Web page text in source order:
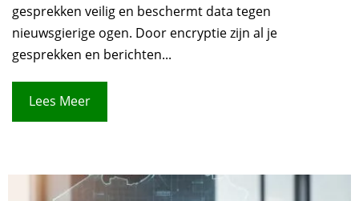
gesprekken veilig en beschermt data tegen
nieuwsgierige ogen. Door encryptie zijn al je
gesprekken en berichten...
Lees Meer